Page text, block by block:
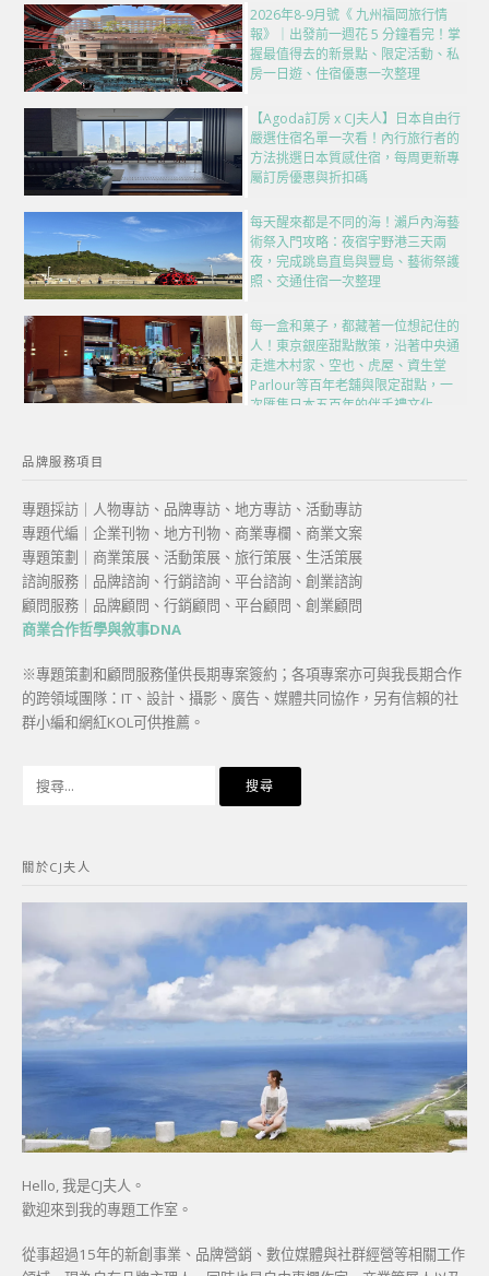
2026年8-9月號《 九州福岡旅行情
報》｜出發前一週花 5 分鐘看完！掌
握最值得去的新景點、限定活動、私
房一日遊、住宿優惠一次整理
【Agoda訂房 x CJ夫人】日本自由行
嚴選住宿名單一次看！內行旅行者的
方法挑選日本質感住宿，每周更新專
屬訂房優惠與折扣碼
每天醒來都是不同的海！瀨戶內海藝
術祭入門攻略：夜宿宇野港三天兩
夜，完成跳島直島與豐島、藝術祭護
照、交通住宿一次整理
每一盒和菓子，都藏著一位想記住的
人！東京銀座甜點散策，沿著中央通
走進木村家、空也、虎屋、資生堂
Parlour等百年老舖與限定甜點，一
次匯集日本五百年的伴手禮文化
品牌服務項目
專題採訪｜人物專訪、品牌專訪、地方專訪、活動專訪
專題代編｜企業刊物、地方刊物、商業專欄、商業文案
專題策劃｜商業策展、活動策展、旅行策展、生活策展
諮詢服務｜品牌諮詢、行銷諮詢、平台諮詢、創業諮詢
顧問服務｜品牌顧問、行銷顧問、平台顧問、創業顧問
商業合作哲學與敘事DNA
※專題策劃和顧問服務僅供長期專案簽約；各項專案亦可與我長期合作
的跨領域團隊：IT、設計、攝影、廣告、媒體共同協作，另有信賴的社
群小編和網紅KOL可供推薦。
字:
關於CJ夫人
Hello, 我是CJ夫人。
歡迎來到我的專題工作室。
從事超過15年的新創事業、品牌營銷、數位媒體與社群經營等相關工作